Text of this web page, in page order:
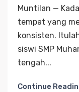
Muntilan —
tempat yang
konsisten.
siswi SMP
tengah...
Continue